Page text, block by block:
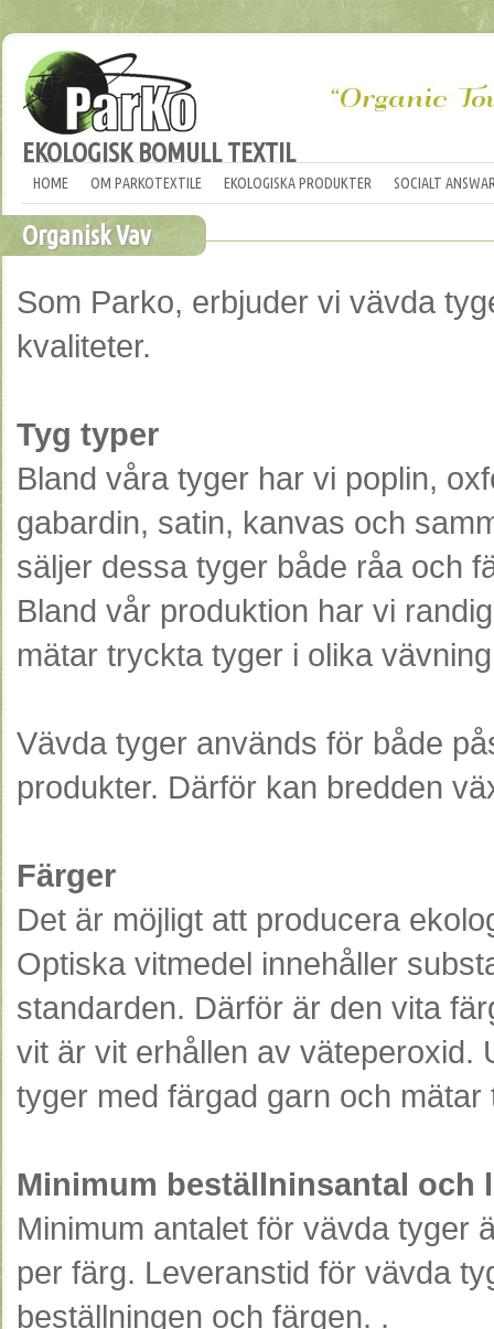
EKOLOGISK BOMULL TEXTIL
HOME OM PARKOTEXTILE EKOLOGISKA PRODUKTER SOCIALT
Organisk Vav
Som Parko, erbjuder vi vävda
kvaliteter.
Tyg typer
Bland våra tyger har vi poplin,
gabardin, satin, kanvas och
säljer dessa tyger både råa och
Bland vår produktion har vi
mätar tryckta tyger i olika
Vävda tyger används för både
produkter. Därför kan bredden
Färger
Det är möjligt att producera
Optiska vitmedel innehåller
standarden. Därför är den vita
vit är vit erhållen av väteperoxid.
tyger med färgad garn och mätar
Minimum beställninsantal och
Minimum antalet för vävda tyger
per färg. Leveranstid för vävda
beställningen och färgen. .